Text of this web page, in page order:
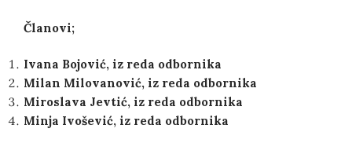
Članovi;
Ivana Bojović, iz reda odbornika
Milan Milovanović, iz reda odbornika
Miroslava Jevtić, iz reda odbornika
Minja Ivošević, iz reda odbornika